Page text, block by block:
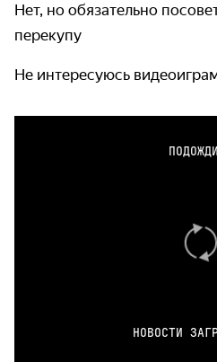
Нет, но обязательно
перекупу
Не интересуюсь
НОВОСТИ